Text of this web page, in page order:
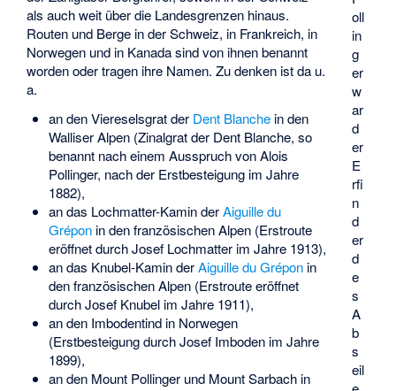
oll
in
g
er
w
ar
d
er
E
rfi
n
d
er
d
e
s
A
b
s
eil
als auch weit über die Landesgrenzen hinaus.
Routen und Berge in der Schweiz, in Frankreich, in
Norwegen und in Kanada sind von ihnen benannt
worden oder tragen ihre Namen. Zu denken ist da u.
a.
an den Viereselsgrat der Dent Blanchein den
Walliser Alpen (Zinalgrat der Dent Blanche, so
benannt nach einem Ausspruch von Alois
Pollinger, nach der Erstbesteigung im Jahre
1882),
an das Lochmatter-Kamin derAiguille du
Gréponin den französischen Alpen (Erstroute
eröffnet durch Josef Lochmatter im Jahre 1913),
an das Knubel-Kamin derAiguille du Gréponin
den französischen Alpen (Erstroute eröffnet
durch Josef Knubel im Jahre 1911),
an den Imbodentind in Norwegen
(Erstbesteigung durch Josef Imboden im Jahre
1899),
an den Mount Pollinger und Mount Sarbachin